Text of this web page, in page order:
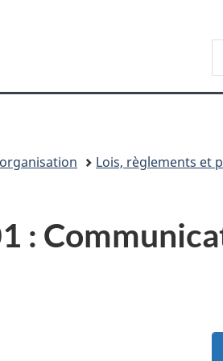
sujet
HTML
Lois, règlements et
: